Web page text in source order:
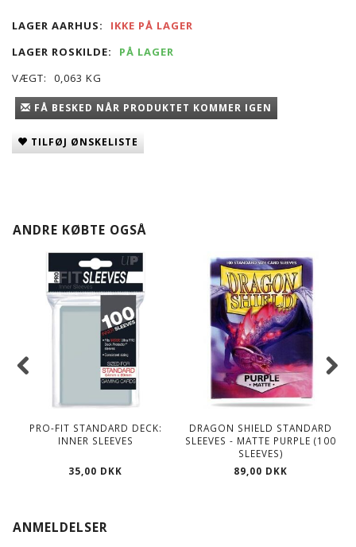
LAGER AARHUS:
IKKE PÅ LAGER
LAGER ROSKILDE:
PÅ LAGER
VÆGT:
0,063 KG
FÅ BESKED NÅR PRODUKTET KOMMER IGEN
TILFØJ ØNSKELISTE
ANDRE KØBTE OGSÅ
PRO-FIT STANDARD DECK:
INNER SLEEVES
35,00 DKK
DRAGON SHIELD STANDARD
SLEEVES - MATTE PURPLE (100
SLEEVES)
89,00 DKK
ANMELDELSER